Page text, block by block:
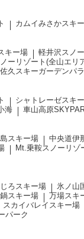
カムイみさかスキ
キー場
軽井沢スノ
ーリゾート(全山エリ
佐久スキーガーデンパ
シャトレーゼスキ
海
車山高原
スキー場
中央道伊
Mt.乗鞍スノーリゾ
ろスキー場 氷ノ山
スキー場 万場スキ
スカイバレイスキー場
パーク